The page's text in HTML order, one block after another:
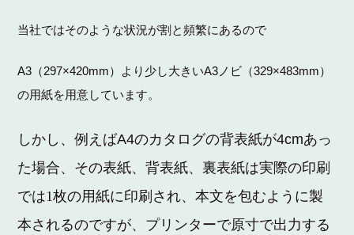
当社ではそのような状況が割と頻繁にあるので
A3（297×420mm） より少し大きいA3 ノビ（329×483mm）
の用紙を用意しています。
しかし、例えばA4のカタログの背表紙が4cmあっ
た場合、 その表紙、背表紙、裏表紙は実際の印刷
では1枚の用紙に印刷され、本文を包むように製
本されるのですが、プリンターで原寸で出力する